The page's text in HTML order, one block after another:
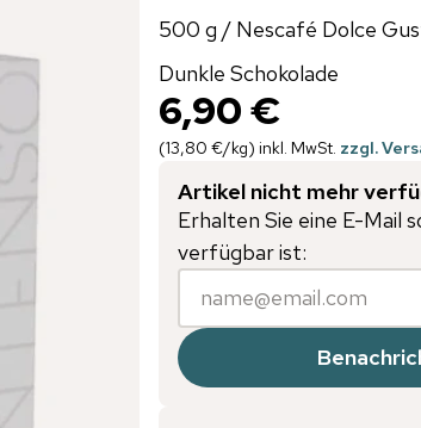
500 g / Nescafé Dolce
Dunkle Schokolade
6,90 €
(13,80 €/kg) inkl. MwSt. zzgl.
Artikel nicht mehr
Erhalten Sie eine E-Mail
verfügbar ist: